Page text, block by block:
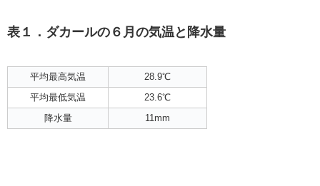
表１．ダカールの６月の気温と降水量
平均最高気温
28.9℃
平均最低気温
23.6℃
降水量
11mm